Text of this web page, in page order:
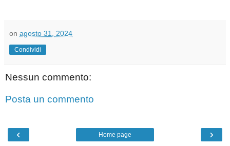
on agosto 31, 2024
Condividi
Nessun commento:
Posta un commento
‹ ›
Home page